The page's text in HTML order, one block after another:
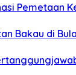
Pemetaan
Bakau di